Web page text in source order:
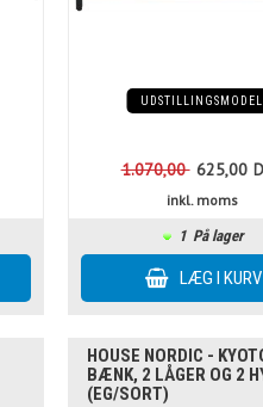
UDSTILLINGSMODEL
1.070,00 625,00
inkl. moms
1 På lager
HOUSE NORDIC -
BÆNK, 2 LÅGER OG 2
(EG/SORT)